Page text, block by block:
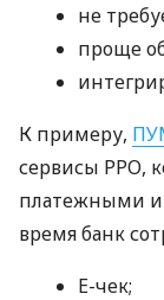
не
проще
К примеру,
сервисы РРО,
платежными
время банк
E-чек;